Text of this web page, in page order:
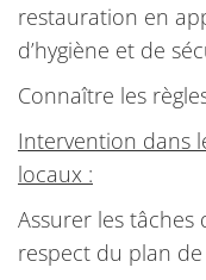
restauration en
d’hygiène et de
Connaître les
Intervention dans
locaux :
Assurer les tâches
respect du plan